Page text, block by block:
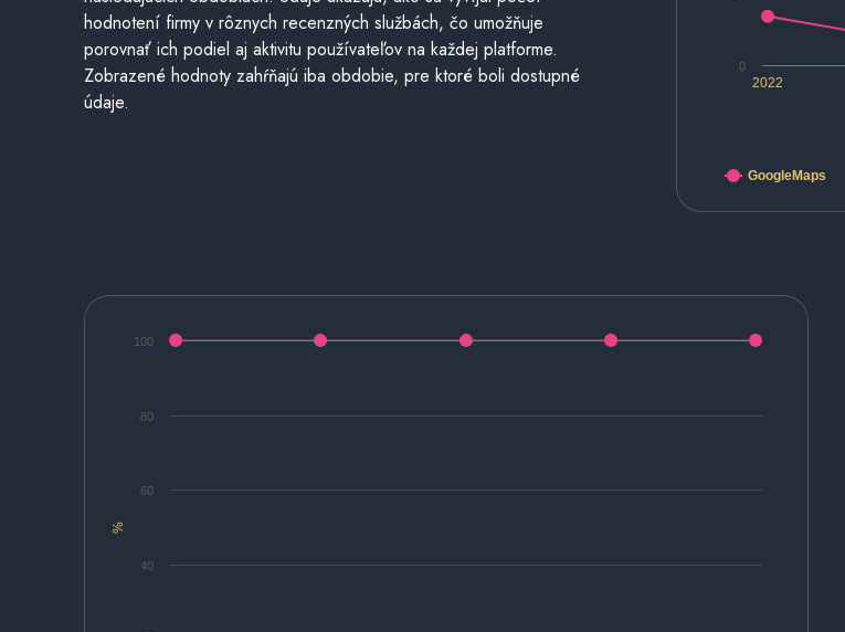
2022
0
GoogleMaps
hodnotení firmy v rôznych recenzných službách, čo umožňuje
porovnať ich podiel aj aktivitu používateľov na každej platforme.
Zobrazené hodnoty zahŕňajú iba obdobie, pre ktoré boli dostupné
údaje.
%
40
60
80
100